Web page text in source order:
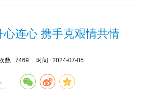
心连心 携手克艰情共情
数 :7469 时间 :2024-07-05